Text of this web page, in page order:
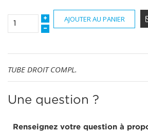
AJOUTER AU PANIER
TUBE DROIT COMPL.
Une question ?
Renseignez votre question à